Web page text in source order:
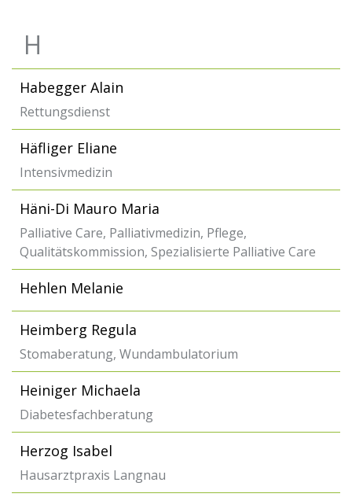
H
Habegger Alain
Rettungsdienst
Häfliger Eliane
Intensivmedizin
Häni-Di Mauro Maria
Palliative Care, Palliativmedizin, Pflege,
Qualitätskommission, Spezialisierte Palliative Care
Hehlen Melanie
Heimberg Regula
Stomaberatung, Wundambulatorium
Heiniger Michaela
Diabetesfachberatung
Herzog Isabel
Hausarztpraxis Langnau